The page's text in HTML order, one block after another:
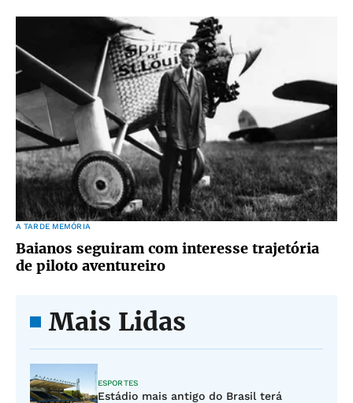
A TARDE MEMÓRIA
Baianos seguiram com interesse trajetória
de piloto aventureiro
Mais Lidas
ESPORTES
Estádio mais antigo do Brasil terá